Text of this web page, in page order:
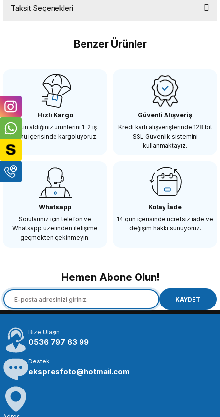
Yorum Yaz
Taksit Seçenekleri
Benzer Ürünler
OEM Marka GP01 Aksiyon Kamera Bağlantı Aparatı
121,32 TL
Insta360
Insta360 Crab Clamp
4.050,00 TL
OEM Marka GP02 Aksiyon Kamera Sabitleme Vidası
98,21 TL
OEM
OEM Marka GP04 Aksiyon Kameralar için Kafa Bandı
Hızlı Kargo
Satın aldığınız ürünlerini 1-2 iş
günü içerisinde kargoluyoruz.
Güvenli Alışveriş
Kredi kartı alışverişlerinde 128 bit
SSL Güvenlik sistemini
kullanmaktayız.
Whatsapp
Sorularınız için telefon ve
Whatsapp üzerinden iletişime
geçmekten çekinmeyin.
Kolay İade
14 gün içerisinde ücretsiz iade ve
değişim hakkı sunuyoruz.
Hemen Abone Olun!
KAYDET
Bize Ulaşın
0536 797 63 99
Destek
ekspresfoto@hotmail.com